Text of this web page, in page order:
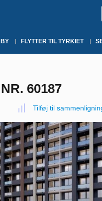
BY FLYTTER TIL TYRKIET
60187
Tilføj til